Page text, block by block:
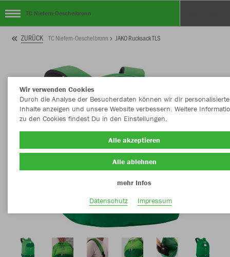
TC Niefern-Oeschelbronn
ZURÜCK TC Niefern-Oeschelbronn JAKO Rucksack TLS
Wir verwenden Cookies
Durch die Analyse der Besucherdaten können wir dir personalisierte
Inhalte anzeigen und unsere Website verbessern. Weitere
zu den Cookies findest Du in den Einstellungen.
Alle akzeptieren
Alle ablehnen
mehr Infos
Datenschutz
Impressum